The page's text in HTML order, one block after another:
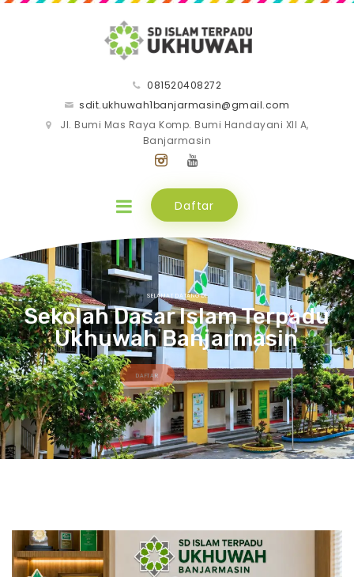
081520408272
sdit.ukhuwah1banjarmasin@gmail.com
Jl. Bumi Mas Raya Komp. Bumi Handayani XII A,
Banjarmasin
Daftar
SELAMAT DATANG DI
Sekolah Dasar Islam Terpadu
Ukhuwah Banjarmasin
DAFTAR